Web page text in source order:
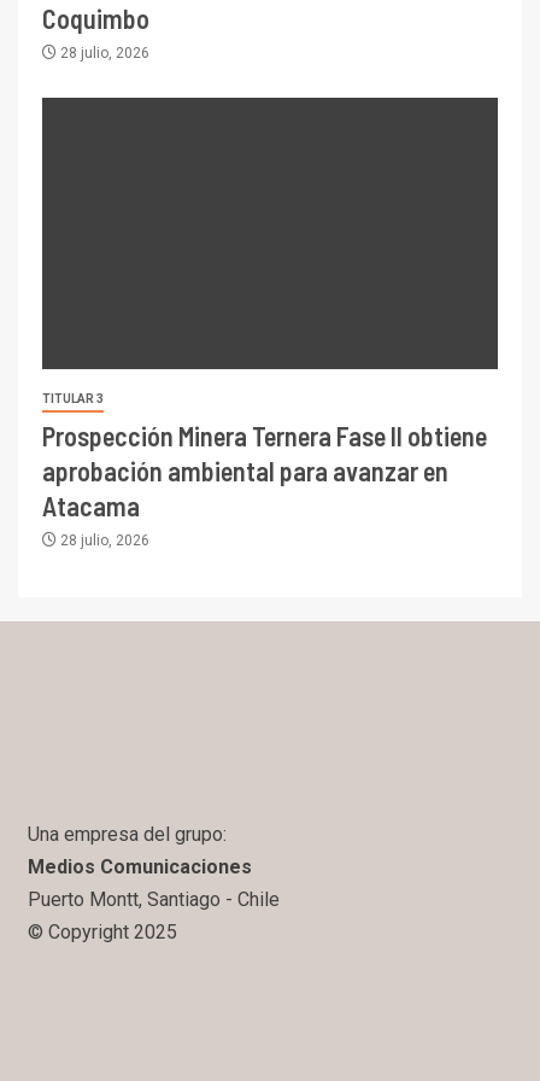
Coquimbo
28 julio, 2026
TITULAR 3
Prospección Minera Ternera Fase II obtiene
aprobación ambiental para avanzar en
Atacama
28 julio, 2026
Una empresa del grupo:
Medios Comunicaciones
Puerto Montt, Santiago - Chile
© Copyright 2025